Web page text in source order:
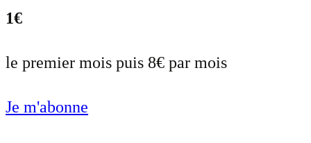
1€
le premier mois puis 8€ par mois
Je m'abonne